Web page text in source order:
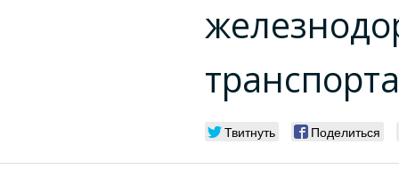
Твитнуть Поделиться